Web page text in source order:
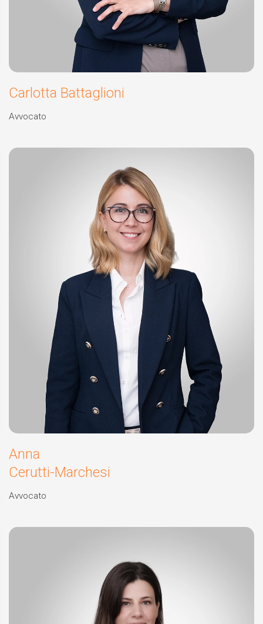
Carlotta Battaglioni
Avvocato
Anna
Cerutti-Marchesi
Avvocato